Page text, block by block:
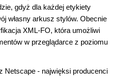
gdyż dla każdej etykiety
własny arkusz stylów. Obecnie
XML-FO, która umożliwi
w przeglądarce z poziomu
Netscape - najwięksi producenci